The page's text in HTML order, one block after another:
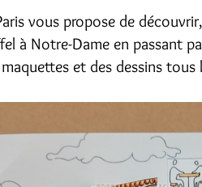
vous propose de
à Notre-Dame en passant
et des dessins tous